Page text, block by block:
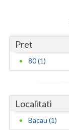
Gorj
Harghita
Ialomita
Iasi
Pret
80 (1)
Localitati
Bacau (1)